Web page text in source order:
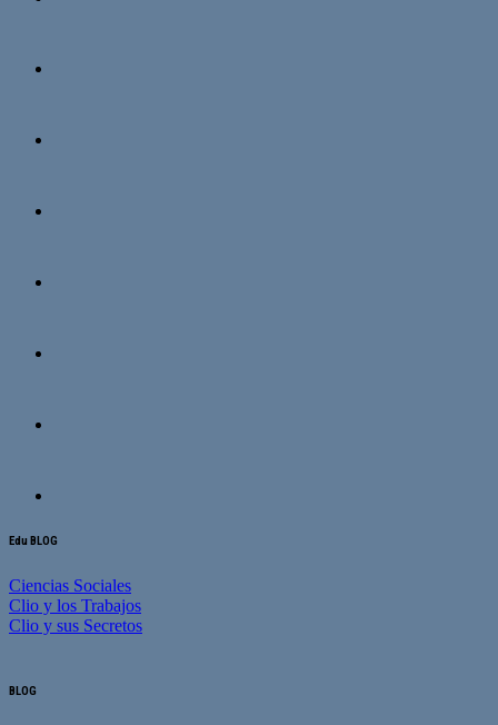
Edu BLOG
Ciencias Sociales
Clio y los Trabajos
Clio y sus Secretos
BLOG